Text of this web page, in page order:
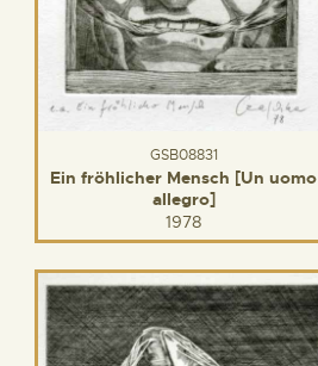
GSB08831
Ein fröhlicher Mensch [Un uomo
allegro]
1978